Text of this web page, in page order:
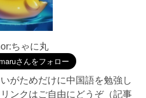
ちゃに丸
がためだけに中国語を勉強し
ンクはご自由にどうぞ（記事